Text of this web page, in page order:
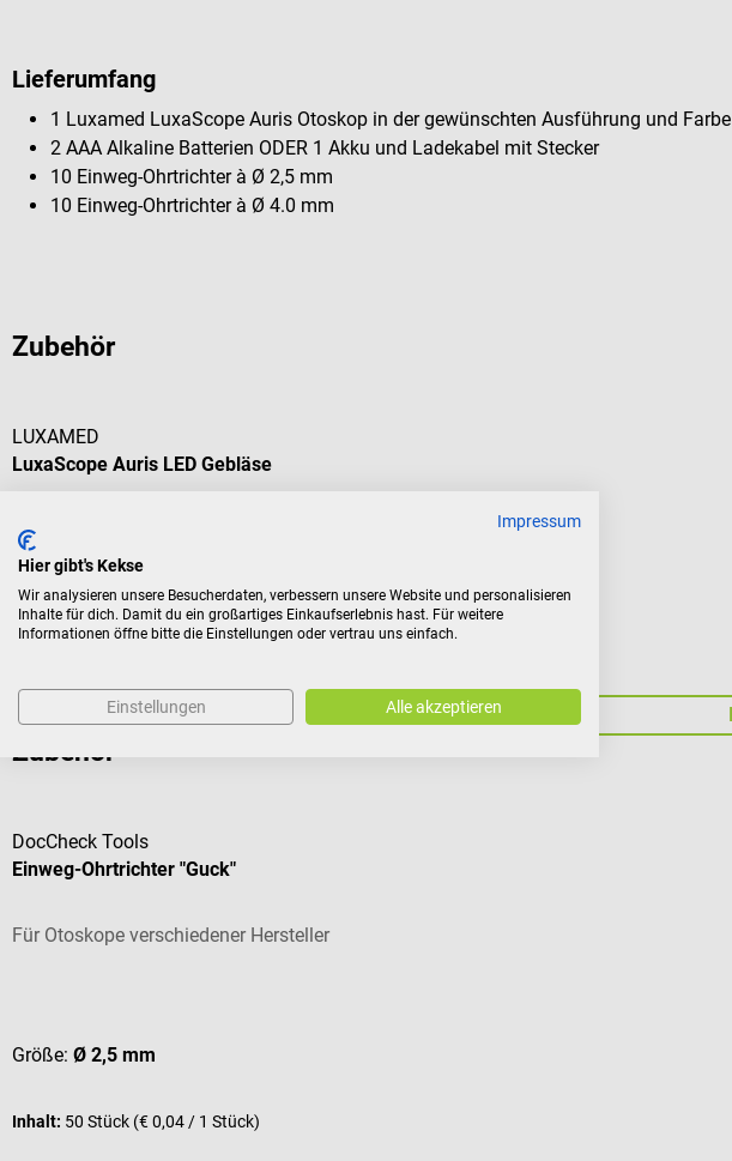
Lieferumfang
1 Luxamed LuxaScope Auris Otoskop in der gewünschten Ausführung und Farbe
2 AAA Alkaline Batterien ODER 1 Akku und Ladekabel mit Stecker
10 Einweg-Ohrtrichter à Ø 2,5 mm
10 Einweg-Ohrtrichter à Ø 4.0 mm
Zubehör
LUXAMED
LuxaScope Auris LED Gebläse
Gebläse für alle LuxaScope Auris LED Otoskope
Zubehör
DocCheck Tools
Einweg-Ohrtrichter "Guck"
Für Otoskope verschiedener Hersteller
Größe: Ø 2,5 mm
Inhalt: 50 Stück (€ 0,04 / 1 Stück)
Impressum
Hier gibt's Kekse
Wir analysieren unsere Besucherdaten, verbessern unsere Website und personalisieren
Inhalte für dich. Damit du ein großartiges Einkaufserlebnis hast. Für weitere
Informationen öffne bitte die Einstellungen oder vertrau uns einfach.
Einstellungen Alle akzeptieren